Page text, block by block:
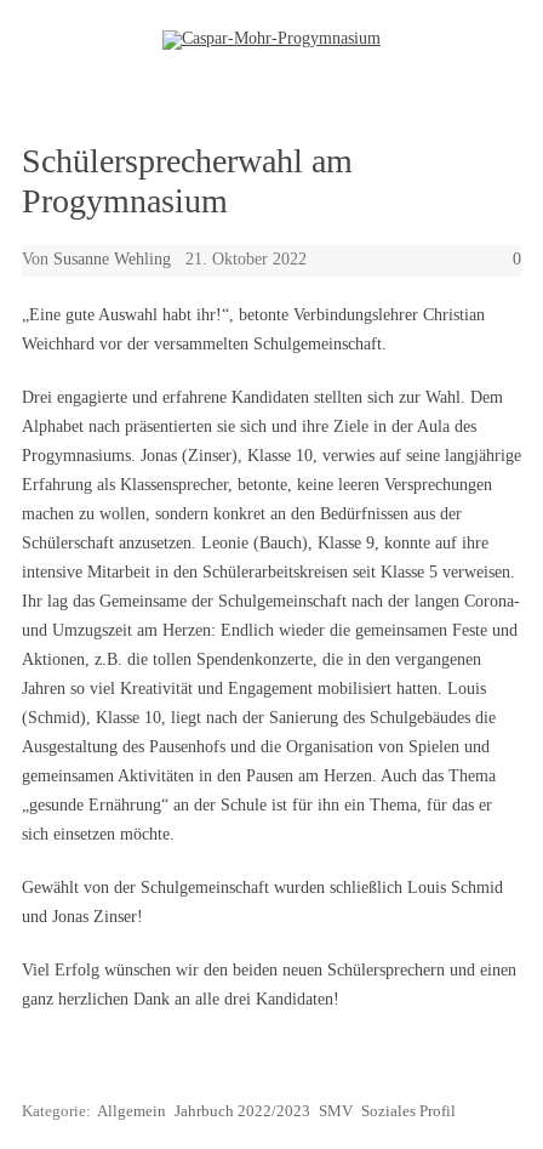
Schülersprecherwahl am
Progymnasium
Von Susanne Wehling 21. Oktober 2022 0
„Eine gute Auswahl habt ihr!“, betonte Verbindungslehrer Christian
Weichhard vor der versammelten Schulgemeinschaft.
Drei engagierte und erfahrene Kandidaten stellten sich zur Wahl. Dem
Alphabet nach präsentierten sie sich und ihre Ziele in der Aula des
Progymnasiums. Jonas (Zinser), Klasse 10, verwies auf seine langjährige
Erfahrung als Klassensprecher, betonte, keine leeren Versprechungen
machen zu wollen, sondern konkret an den Bedürfnissen aus der
Schülerschaft anzusetzen. Leonie (Bauch), Klasse 9, konnte auf ihre
intensive Mitarbeit in den Schülerarbeitskreisen seit Klasse 5 verweisen.
Ihr lag das Gemeinsame der Schulgemeinschaft nach der langen Corona-
und Umzugszeit am Herzen: Endlich wieder die gemeinsamen Feste und
Aktionen, z.B. die tollen Spendenkonzerte, die in den vergangenen
Jahren so viel Kreativität und Engagement mobilisiert hatten. Louis
(Schmid), Klasse 10, liegt nach der Sanierung des Schulgebäudes die
Ausgestaltung des Pausenhofs und die Organisation von Spielen und
gemeinsamen Aktivitäten in den Pausen am Herzen. Auch das Thema
„gesunde Ernährung“ an der Schule ist für ihn ein Thema, für das er
sich einsetzen möchte.
Gewählt von der Schulgemeinschaft wurden schließlich Louis Schmid
und Jonas Zinser!
Viel Erfolg wünschen wir den beiden neuen Schülersprechern und einen
ganz herzlichen Dank an alle drei Kandidaten!
Kategorie: Allgemein Jahrbuch 2022/2023 SMV Soziales Profil